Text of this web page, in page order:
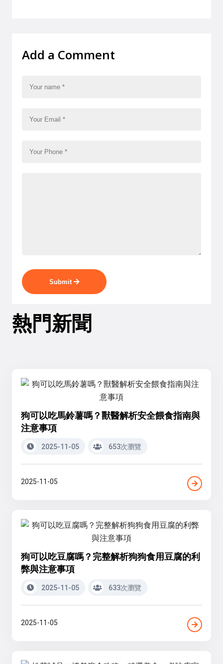
Add a Comment
Submit
熱門新聞
狗可以吃馬鈴薯嗎？獸醫解析安全餵食指南與
注意事項
2025-11-05 653次瀏覽
2025-11-05
狗可以吃豆腐嗎？完整解析狗狗食用豆腐的利
弊與注意事項
2025-11-05 633次瀏覽
2025-11-05